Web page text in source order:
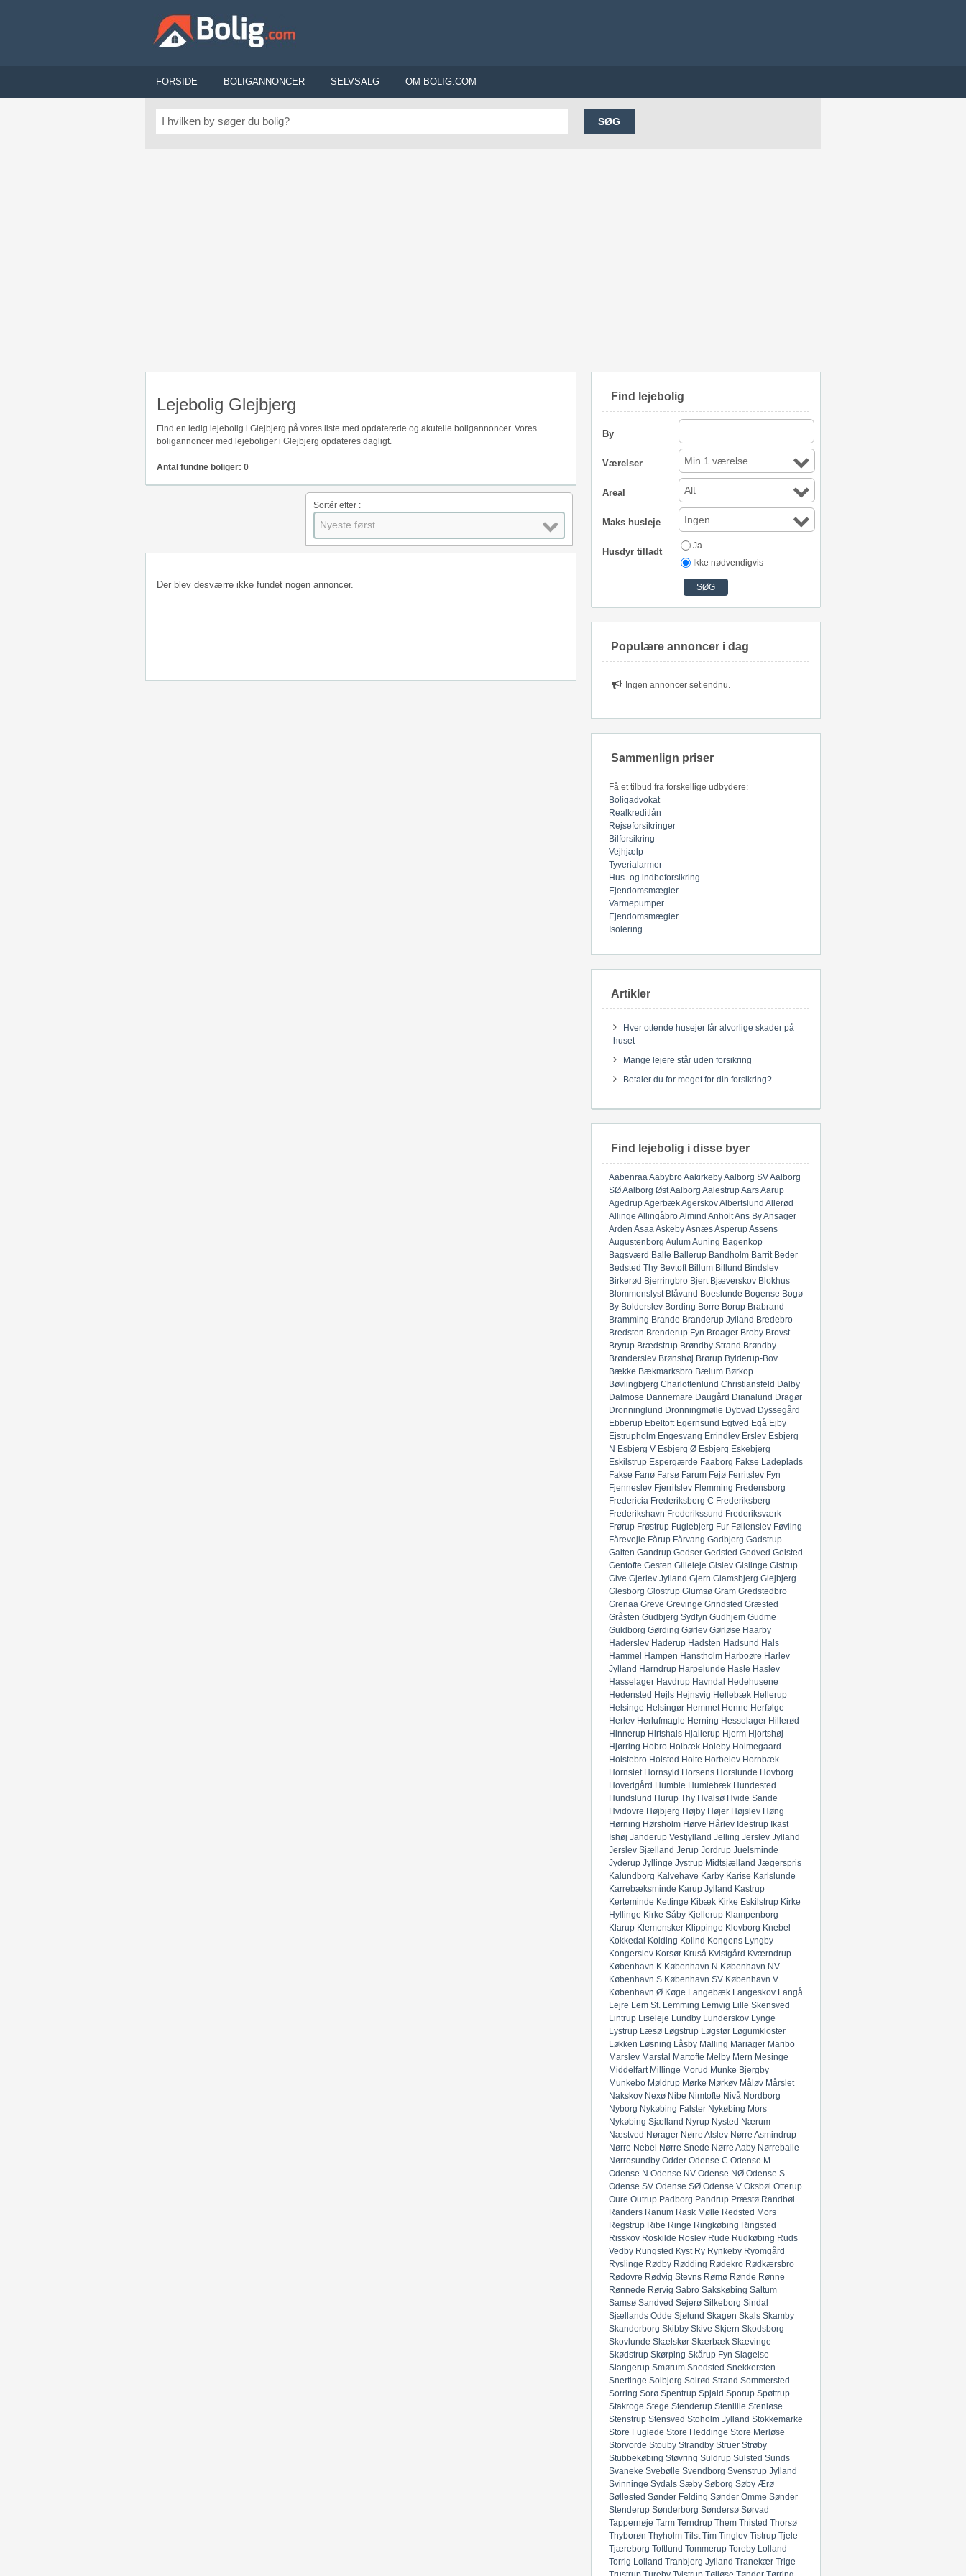
FORSIDE BOLIGANNONCER SELVSALG OM BOLIG.COM
SØG
Lejebolig Glejbjerg
Find en ledig lejebolig i Glejbjerg på vores liste med opdaterede og akutelle boligannoncer. Vores
boligannoncer med lejeboliger i Glejbjerg opdateres dagligt.
Antal fundne boliger: 0
Sortér efter :
Nyeste først
Der blev desværre ikke fundet nogen annoncer.
Find lejebolig
By
Værelser Min 1 værelse
Areal Alt
Maks husleje Ingen
Husdyr tilladt
Ja
Ikke nødvendigvis
Populære annoncer i dag
Ingen annoncer set endnu.
Sammenlign priser
Få et tilbud fra forskellige udbydere:
Boligadvokat
Realkreditlån
Rejseforsikringer
Bilforsikring
Vejhjælp
Tyverialarmer
Hus- og indboforsikring
Ejendomsmægler
Varmepumper
Ejendomsmægler
Isolering
Artikler
Hver ottende husejer får alvorlige skader på
huset
Mange lejere står uden forsikring
Betaler du for meget for din forsikring?
Find lejebolig i disse byer
AabenraaAabybroAakirkebyAalborg SVAalborg
SØAalborg ØstAalborg AalestrupAarsAarup
AgedrupAgerbækAgerskovAlbertslund Allerød
Allinge AllingåbroAlmind AnholtAns ByAnsager
Arden AsaaAskebyAsnæsAsperupAssens
Augustenborg AulumAuning Bagenkop
Bagsværd Balle Ballerup Bandholm Barrit Beder
Bedsted Thy Bevtoft Billum Billund Bindslev
Birkerød Bjerringbro Bjert Bjæverskov Blokhus
Blommenslyst Blåvand Boeslunde Bogense Bogø
By Bolderslev Bording Borre Borup Brabrand
Bramming Brande Branderup Jylland Bredebro
Bredsten Brenderup Fyn Broager Broby Brovst
Bryrup Brædstrup Brøndby Strand Brøndby
Brønderslev Brønshøj Brørup Bylderup-Bov
Bække Bækmarksbro Bælum Børkop
Bøvlingbjerg Charlottenlund Christiansfeld Dalby
Dalmose Dannemare Daugård Dianalund Dragør
Dronninglund Dronningmølle Dybvad Dyssegård
Ebberup Ebeltoft Egernsund Egtved Egå Ejby
Ejstrupholm Engesvang Errindlev Erslev Esbjerg
N Esbjerg V Esbjerg Ø Esbjerg Eskebjerg
Eskilstrup Espergærde Faaborg Fakse Ladeplads
Fakse Fanø Farsø Farum Fejø Ferritslev Fyn
Fjenneslev Fjerritslev Flemming Fredensborg
Fredericia Frederiksberg C Frederiksberg
Frederikshavn Frederikssund Frederiksværk
Frørup Frøstrup Fuglebjerg Fur Føllenslev Føvling
Fårevejle Fårup Fårvang Gadbjerg Gadstrup
Galten Gandrup Gedser Gedsted Gedved Gelsted
Gentofte Gesten Gilleleje Gislev Gislinge Gistrup
Give Gjerlev Jylland Gjern Glamsbjerg Glejbjerg
Glesborg Glostrup Glumsø Gram Gredstedbro
Grenaa Greve Grevinge Grindsted Græsted
Gråsten Gudbjerg Sydfyn Gudhjem Gudme
Guldborg Gørding Gørlev Gørløse Haarby
Haderslev Haderup Hadsten Hadsund Hals
Hammel
Hampen Hanstholm Harboøre Harlev
Jylland Harndrup Harpelunde Hasle Haslev
Hasselager Havdrup Havndal Hedehusene
Hedensted Hejls Hejnsvig Hellebæk Hellerup
Helsinge Helsingør Hemmet Henne Herfølge
Herlev Herlufmagle Herning Hesselager Hillerød
Hinnerup Hirtshals Hjallerup Hjerm Hjortshøj
Hjørring Hobro Holbæk Holeby Holmegaard
Holstebro Holsted Holte Horbelev Hornbæk
Hornslet Hornsyld Horsens Horslunde Hovborg
Hovedgård Humble Humlebæk Hundested
Hundslund Hurup Thy Hvalsø Hvide Sande
Hvidovre Højbjerg Højby Højer Højslev Høng
Hørning Hørsholm Hørve Hårlev Idestrup Ikast
Ishøj Janderup Vestjylland Jelling Jerslev Jylland
Jerslev Sjælland Jerup Jordrup Juelsminde
Jyderup Jyllinge Jystrup Midtsjælland Jægerspris
Kalundborg Kalvehave Karby Karise Karlslunde
Karrebæksminde Karup Jylland Kastrup
Kerteminde Kettinge Kibæk Kirke Eskilstrup Kirke
Hyllinge Kirke Såby Kjellerup Klampenborg
Klarup Klemensker Klippinge Klovborg Knebel
Kokkedal Kolding Kolind Kongens Lyngby
Kongerslev Korsør Kruså Kvistgård Kværndrup
København K København N København NV
København S København SV København V
København Ø Køge Langebæk Langeskov Langå
Lejre Lem St. Lemming Lemvig Lille Skensved
Lintrup Liseleje Lundby Lunderskov Lynge
Lystrup Læsø Løgstrup Løgstør Løgumkloster
Løkken Løsning Låsby Malling Mariager Maribo
Marslev Marstal Martofte Melby Mern Mesinge
Middelfart Millinge Morud Munke Bjergby
Munkebo Møldrup Mørke Mørkøv Måløv Mårslet
Nakskov Nexø Nibe Nimtofte Nivå Nordborg
Nyborg Nykøbing Falster Nykøbing Mors
Nykøbing Sjælland Nyrup Nysted Nærum
Næstved Nørager Nørre Alslev Nørre Asmindrup
Nørre Nebel
Nørre Snede Nørre Aaby Nørreballe
Nørresundby Odder Odense C Odense M
Odense N Odense NV Odense NØ Odense S
Odense SV Odense SØ Odense V Oksbøl Otterup
Oure Outrup Padborg Pandrup Præstø Randbøl
Randers Ranum Rask Mølle Redsted Mors
Regstrup Ribe Ringe Ringkøbing Ringsted
Risskov Roskilde Roslev Rude Rudkøbing Ruds
Vedby Rungsted Kyst Ry Rynkeby Ryomgård
Ryslinge Rødby Rødding Rødekro Rødkærsbro
Rødovre Rødvig Stevns Rømø Rønde Rønne
Rønnede Rørvig Sabro Sakskøbing Saltum
Samsø Sandved Sejerø Silkeborg Sindal
Sjællands Odde Sjølund Skagen Skals Skamby
Skanderborg Skibby Skive Skjern Skodsborg
Skovlunde Skælskør Skærbæk Skævinge
Skødstrup Skørping Skårup Fyn Slagelse
Slangerup Smørum Snedsted Snekkersten
Snertinge Solbjerg Solrød Strand Sommersted
Sorring Sorø Spentrup Spjald Sporup Spøttrup
Stakroge Stege Stenderup Stenlille Stenløse
Stenstrup Stensved Stoholm Jylland Stokkemarke
Store Fuglede Store Heddinge Store Merløse
Storvorde Stouby Strandby Struer Strøby
Stubbekøbing Støvring Suldrup Sulsted Sunds
Svaneke Svebølle Svendborg Svenstrup Jylland
Svinninge Sydals Sæby Søborg Søby Ærø
Søllested Sønder Felding Sønder Omme Sønder
Stenderup Sønderborg Søndersø Sørvad
Tappernøje Tarm Terndrup Them Thisted Thorsø
Thyborøn Thyholm Tilst Tim Tinglev Tistrup Tjele
Tjæreborg Toftlund Tommerup Toreby Lolland
Torrig Lolland Tranbjerg Jylland Tranekær Trige